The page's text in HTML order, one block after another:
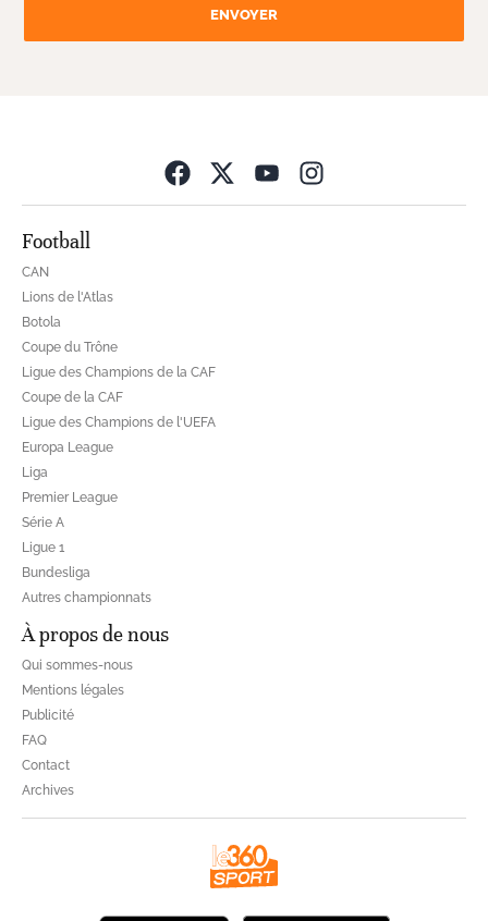
ENVOYER
Football
CAN
Lions de l'Atlas
Botola
Coupe du Trône
Ligue des Champions de la CAF
Coupe de la CAF
Ligue des Champions de l'UEFA
Europa League
Liga
Premier League
Série A
Ligue 1
Bundesliga
Autres championnats
À propos de nous
Qui sommes-nous
Mentions légales
Publicité
FAQ
Contact
Archives